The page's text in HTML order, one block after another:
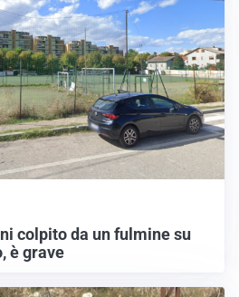
colpito da un fulmine su
è grave